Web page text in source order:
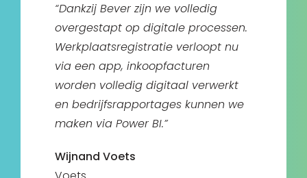
“Dankzij Bever zijn we volledig
overgestapt op digitale processen.
Werkplaatsregistratie verloopt nu
via een app, inkoopfacturen
worden volledig digitaal verwerkt
en bedrijfsrapportages kunnen we
maken via Power BI.”
Wijnand Voets